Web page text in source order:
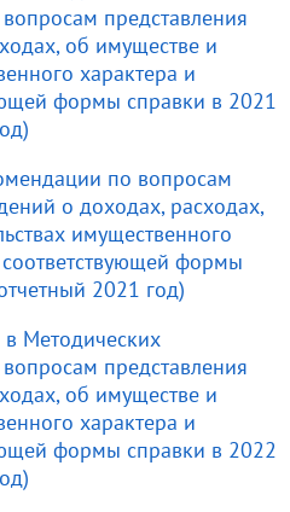
представления
об имуществе и
характера и
формы справки в 2021
по вопросам
о доходах, расходах,
имущественного
формы
2021 год)
Методических
представления
об имуществе и
характера и
формы справки в 2022